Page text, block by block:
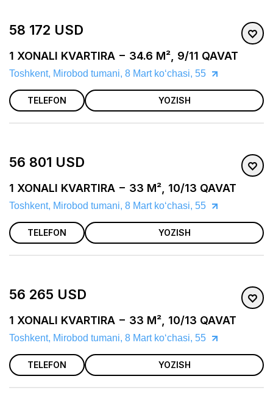
58 172 USD
1 XONALI KVARTIRA − 34.6 M², 9/11 QAVAT
Toshkent, Mirobod tumani, 8 Mart koʻchasi, 55
TELEFON YOZISH
56 801 USD
1 XONALI KVARTIRA − 33 M², 10/13 QAVAT
Toshkent, Mirobod tumani, 8 Mart koʻchasi, 55
TELEFON YOZISH
56 265 USD
1 XONALI KVARTIRA − 33 M², 10/13 QAVAT
Toshkent, Mirobod tumani, 8 Mart koʻchasi, 55
TELEFON YOZISH